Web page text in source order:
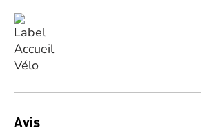
Avis